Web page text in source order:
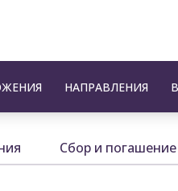
НАПРАВЛЕНИЯ
Сбор и